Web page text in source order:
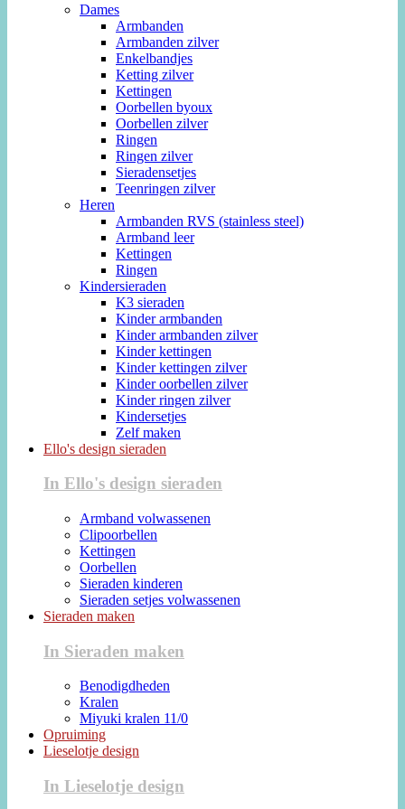
Dames
Armbanden
Armbanden zilver
Enkelbandjes
Ketting zilver
Kettingen
Oorbellen byoux
Oorbellen zilver
Ringen
Ringen zilver
Sieradensetjes
Teenringen zilver
Heren
Armbanden RVS (stainless steel)
Armband leer
Kettingen
Ringen
Kindersieraden
K3 sieraden
Kinder armbanden
Kinder armbanden zilver
Kinder kettingen
Kinder kettingen zilver
Kinder oorbellen zilver
Kinder ringen zilver
Kindersetjes
Zelf maken
Ello's design sieraden
In Ello's design sieraden
Armband volwassenen
Clipoorbellen
Kettingen
Oorbellen
Sieraden kinderen
Sieraden setjes volwassenen
Sieraden maken
In Sieraden maken
Benodigdheden
Kralen
Miyuki kralen 11/0
Opruiming
Lieselotje design
In Lieselotje design